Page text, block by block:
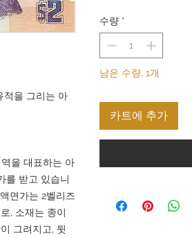
적을 그리는 아
을 대표하는 아
를 받고 있습니
면가는 2벨리즈
, 소재는 종이
그려지고, 뒷
수량 *
남은 수량: 1개
카트에 추가